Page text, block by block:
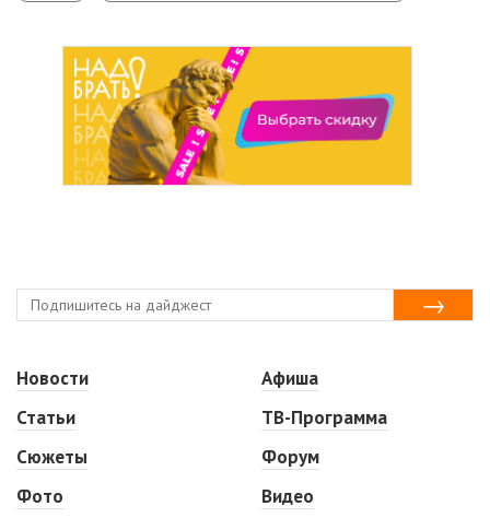
Новости
Статьи
Сюжеты
Фото
Афиша
ТВ-Программа
Форум
Видео